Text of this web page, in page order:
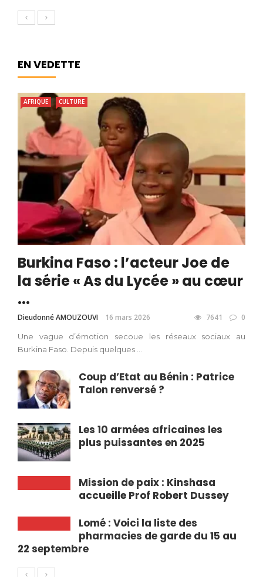
EN VEDETTE
AFRIQUE CULTURE
Burkina Faso : l’acteur Joe de
la série « As du Lycée » au cœur
...
Dieudonné AMOUZOUVI 16 mars 2026 7641 0
Une vague d’émotion secoue les réseaux sociaux au
Burkina Faso. Depuis quelques ...
Coup d’Etat au Bénin : Patrice
Talon renversé ?
Les 10 armées africaines les
plus puissantes en 2025
Mission de paix : Kinshasa
accueille Prof Robert Dussey
Lomé : Voici la liste des
pharmacies de garde du 15 au
22 septembre